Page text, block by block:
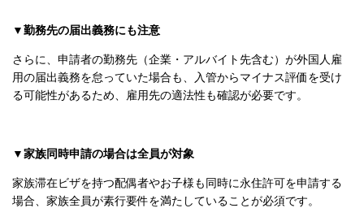
▼勤務先の届出義務にも注意
さらに、申請者の勤務先（企業・アルバイト先含む）が外国人雇
用の届出義務を怠っていた場合も、入管からマイナス評価を受け
る可能性があるため、雇用先の適法性も確認が必要です。
▼家族同時申請の場合は全員が対象
家族滞在ビザを持つ配偶者やお子様も同時に永住許可を申請する
場合、家族全員が素行要件を満たしていることが必須です。